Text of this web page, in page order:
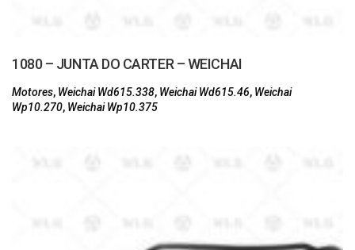
1080 – JUNTA DO CARTER – WEICHAI
Motores, Weichai Wd615.338, Weichai Wd615.46, Weichai
Wp10.270, Weichai Wp10.375